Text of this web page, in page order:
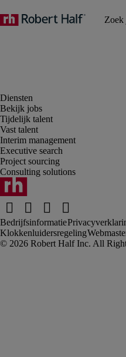
Bekijk jobs
Tijdelijk talent
Vast talent
Interim management
Executive search
Project sourcing
Consulting solutions
Bedrijfsinformatie
Klokkenluidersregeling